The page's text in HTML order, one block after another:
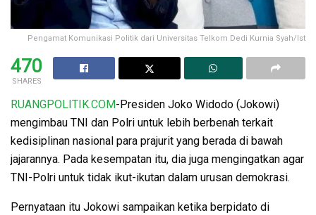
Pengamat Komunikasi Politik dari Universitas Telkom Dedi Kurnia Syah/Ist
470
SHARES
RUANGPOLITIK.COM-Presiden Joko Widodo (Jokowi)
mengimbau TNI dan Polri untuk lebih berbenah terkait
kedisiplinan nasional para prajurit yang berada di bawah
jajarannya. Pada kesempatan itu, dia juga mengingatkan agar
TNI-Polri untuk tidak ikut-ikutan dalam urusan demokrasi.
Pernyataan itu Jokowi sampaikan ketika berpidato di